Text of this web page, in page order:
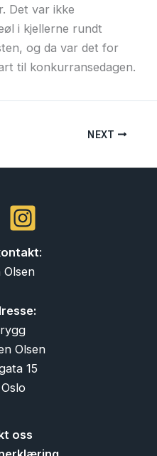
Det var ikke
i kjellerne rundt
og da var det for
til konkurransedagen.
NEXT
:
Olsen
15
oss